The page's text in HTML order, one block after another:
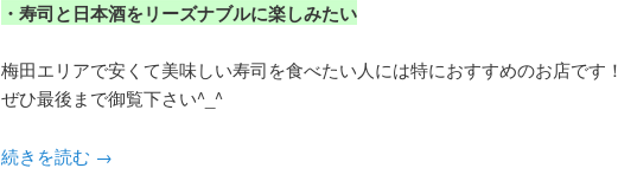
・寿司と日本酒をリーズナブルに楽しみたい
梅田エリアで安くて美味しい寿司を食べたい人には特におすすめのお店です！
ぜひ最後まで御覧下さい^_^
続きを読む →